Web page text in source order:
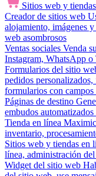
Sitios web y tiendas
Creador de sitios web
alojamiento, imágenes
web asombrosos
Ventas sociales Venda
Instagram, WhatsApp o
Formularios del sitio
pedidos
formularios con
Páginas de destino
embudos
Tienda en línea
inventario,
Sitios web y tiendas en
línea, administración
Widget del sitio web